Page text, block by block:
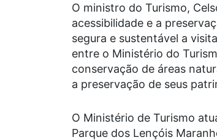
O ministro do Turismo,
acessibilidade e a
segura e sustentável a
entre o Ministério do
conservação de áreas
a preservação de seus
O Ministério de Turismo
Parque dos Lençóis